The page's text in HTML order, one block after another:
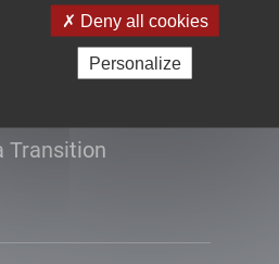
Deny all cookies
Personalize
Transition
la
Transition